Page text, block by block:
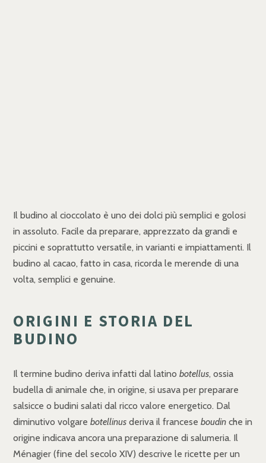
Il budino al cioccolato è uno dei dolci più semplici e golosi
in assoluto. Facile da preparare, apprezzato da grandi e
piccini e soprattutto versatile, in varianti e impiattamenti. Il
budino al cacao, fatto in casa, ricorda le merende di una
volta, semplici e genuine.
ORIGINI E STORIA DEL
BUDINO
Il termine budino deriva infatti dal latino botellus, ossia
budella di animale che, in origine, si usava per preparare
salsicce o budini salati dal ricco valore energetico. Dal
diminutivo volgare botellinus deriva il francese boudin che in
origine indicava ancora una preparazione di salumeria. Il
Ménagier (fine del secolo XIV) descrive le ricette per un